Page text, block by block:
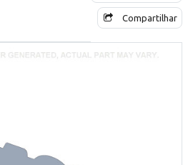
Compartilhar